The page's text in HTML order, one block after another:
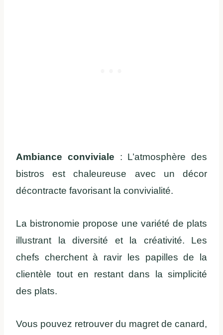
Ambiance conviviale : L’atmosphère des
bistros est chaleureuse avec un décor
décontracte favorisant la convivialité.
La bistronomie propose une variété de plats
illustrant la diversité et la créativité. Les
chefs cherchent à ravir les papilles de la
clientèle tout en restant dans la simplicité
des plats.
Vous pouvez retrouver du magret de canard,